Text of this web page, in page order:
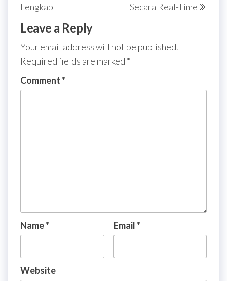
Lengkap Secara Real-Time
Leave a Reply
Your email address will not be published.
Required fields are marked *
Comment*
Name* Email*
Website